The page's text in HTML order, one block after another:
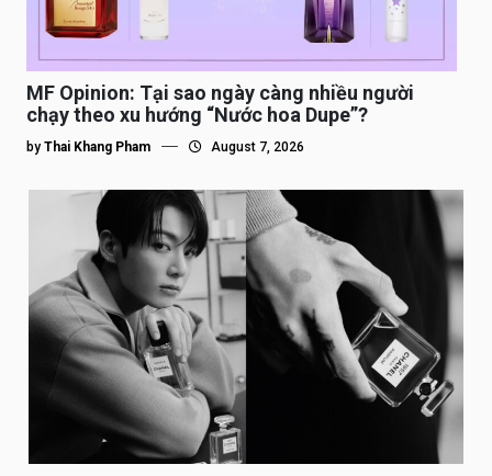
MF Opinion: Tại sao ngày càng nhiều người
chạy theo xu hướng “Nước hoa Dupe”?
by Thai Khang Pham August 7, 2026